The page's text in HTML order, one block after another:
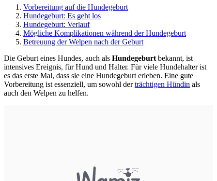
Vorbereitung auf die Hundegeburt
Hundegeburt: Es geht los
Hundegeburt: Verlauf
Mögliche Komplikationen während der Hundegeburt
Betreuung der Welpen nach der Geburt
Die Geburt eines Hundes, auch als Hundegeburt bekannt, ist
intensives Ereignis, für Hund und Halter. Für viele Hundehalter ist
es das erste Mal, dass sie eine Hundegeburt erleben. Eine gute
Vorbereitung ist essenziell, um sowohl derträchtigen Hündin als
auch den Welpen zu helfen.